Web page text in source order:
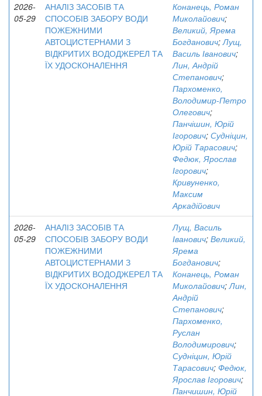
2026-
05-29
АНАЛІЗ ЗАСОБІВ ТА
СПОСОБІВ ЗАБОРУ ВОДИ
ПОЖЕЖНИМИ
АВТОЦИСТЕРНАМИ З
ВІДКРИТИХ ВОДОДЖЕРЕЛ ТА
ЇХ УДОСКОНАЛЕННЯ
Конанець, Роман
Миколайович;
Великий, Ярема
Богданович;Лущ,
Василь Іванович;
Лин, Андрій
Степанович;
Пархоменко,
Володимир-Петро
Олегович;
Панчішин, Юрій
Ігорович; Судніцин,
Юрій Тарасович;
Федюк, Ярослав
Ігорович;
Кривуненко,
Максим
Аркадійович
2026-
05-29
АНАЛІЗ ЗАСОБІВ ТА
СПОСОБІВ ЗАБОРУ ВОДИ
ПОЖЕЖНИМИ
АВТОЦИСТЕРНАМИ З
ВІДКРИТИХ ВОДОДЖЕРЕЛ ТА
ЇХ УДОСКОНАЛЕННЯ
Лущ, Василь
Іванович; Великий,
Ярема
Богданович;
Конанець, Роман
Миколайович;Лин,
Андрій
Степанович;
Пархоменко,
Руслан
Володимирович;
Судніцин, Юрій
Тарасович; Федюк,
Ярослав Ігорович;
Панчишин, Юрій